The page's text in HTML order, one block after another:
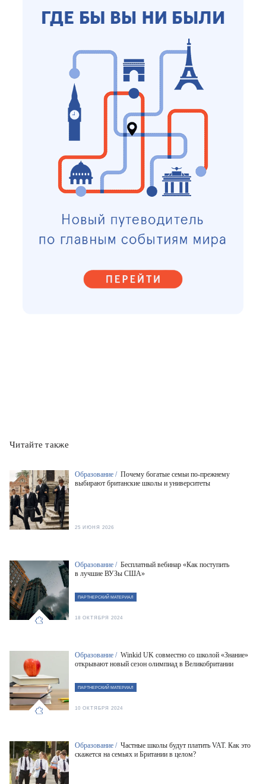
Читайте также
Образование / Почему богатые семьи по-прежнему
выбирают британские школы и университеты
25 ИЮНЯ 2026
Образование / Бесплатный вебинар «Как поступить
в лучшие ВУЗы США»
ПАРТНЕРСКИЙ МАТЕРИАЛ
18 ОКТЯБРЯ 2024
Образование / Winkid UK совместно со школой «Знание»
открывают новый сезон олимпиад в Великобритании
ПАРТНЕРСКИЙ МАТЕРИАЛ
10 ОКТЯБРЯ 2024
Образование / Частные школы будут платить VAT. Как это
скажется на семьях и Британии в целом?